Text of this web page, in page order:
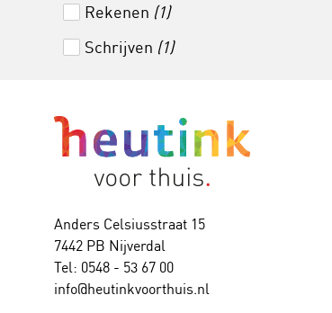
Rekenen (1)
Schrijven (1)
Anders Celsiusstraat 15
7442 PB Nijverdal
Tel: 0548 - 53 67 00
info@heutinkvoorthuis.nl